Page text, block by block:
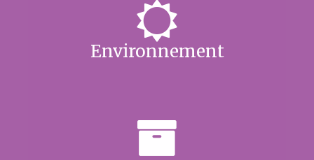
Environnement